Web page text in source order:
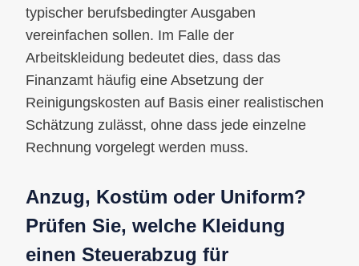
typischer berufsbedingter Ausgaben
vereinfachen sollen. Im Falle der
Arbeitskleidung bedeutet dies, dass das
Finanzamt häufig eine Absetzung der
Reinigungskosten auf Basis einer realistischen
Schätzung zulässt, ohne dass jede einzelne
Rechnung vorgelegt werden muss.
Anzug, Kostüm oder Uniform?
Prüfen Sie, welche Kleidung
einen Steuerabzug für